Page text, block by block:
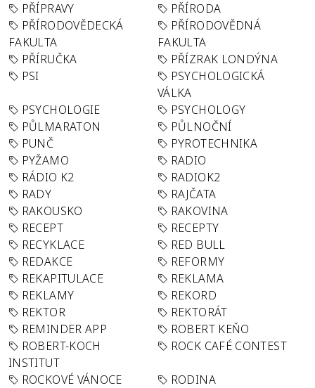
PŘÍPRAVY
PŘÍRODA
PŘÍRODOVĚDECKÁ
FAKULTA
PŘÍRODOVĚDNÁ
FAKULTA
PŘÍRUČKA
PŘÍZRAK LONDÝNA
PSI
PSYCHOLOGICKÁ
VÁLKA
PSYCHOLOGIE
PSYCHOLOGY
PŮLMARATON
PŮLNOČNÍ
PUNČ
PYROTECHNIKA
PYŽAMO
RADIO
RÁDIO K2
RADIOK2
RADY
RAJČATA
RAKOUSKO
RAKOVINA
RECEPT
RECEPTY
RECYKLACE
RED BULL
REDAKCE
REFORMY
REKAPITULACE
REKLAMA
REKLAMY
REKORD
REKTOR
REKTORÁT
REMINDER APP
ROBERT KEŇO
ROBERT-KOCH
INSTITUT
ROCK CAFÉ CONTEST
ROCKOVÉ VÁNOCE
RODINA